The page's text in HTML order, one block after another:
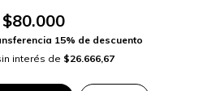
$80.000
15% de descuento
interés de $26.666,67